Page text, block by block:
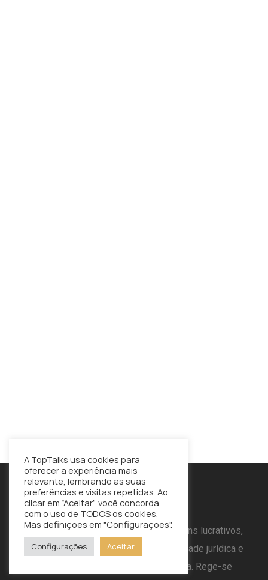
TopTalks - Associação
Portuguesa de Oratória
A TOP TALKS é uma associação sem fins lucrativos,
de direito privado dotada de personalidade jurídica e
de autonomia administrativa e financeira. Rege-se
A TopTalks usa cookies para
oferecer a experiência mais
relevante, lembrando as suas
preferências e visitas repetidas. Ao
clicar em “Aceitar”, você concorda
com o uso de TODOS os cookies.
Mas definições em "Configurações".
Configurações Aceitar